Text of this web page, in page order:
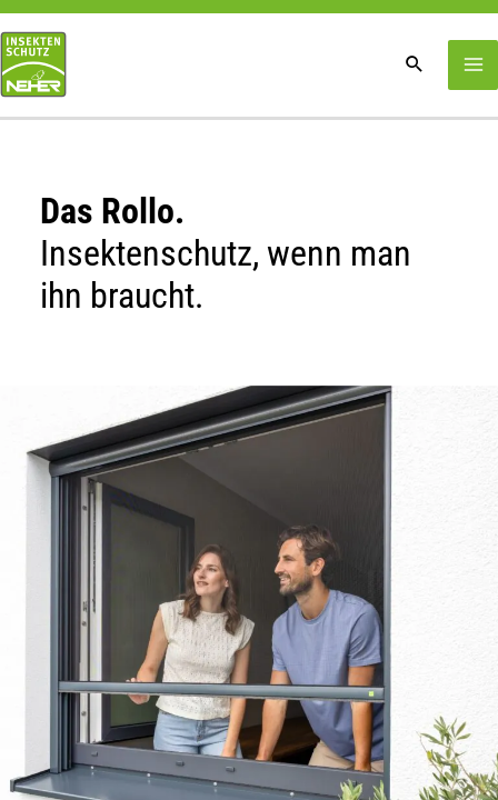
Zum
Inhalt
springen
Das Rollo.
Insektenschutz, wenn man
ihn braucht.